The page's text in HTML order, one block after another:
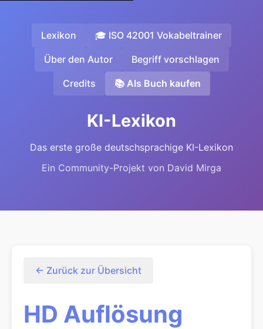
Lexikon 🎓 ISO 42001 Vokabeltrainer
Über den Autor Begriff vorschlagen
Credits 📚 Als Buch kaufen
KI-Lexikon
Das erste große deutschsprachige KI-Lexikon
Ein Community-Projekt von David Mirga
← Zurück zur Übersicht
HD Auflösung